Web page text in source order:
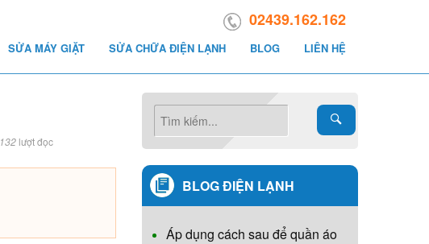
02439.162.162
SỬA MÁY GIẶT SỬA CHỮA ĐIỆN LẠNH BLOG LIÊN HỆ
132 lượt đọc
BLOG ĐIỆN LẠNH
Áp dụng cách sau để quần áo